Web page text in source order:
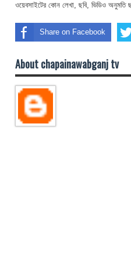
ওয়েবসাইটের কোন লেখা, ছবি, ভিডিও অনুমতি
Share on Facebook
About chapainawabganj tv